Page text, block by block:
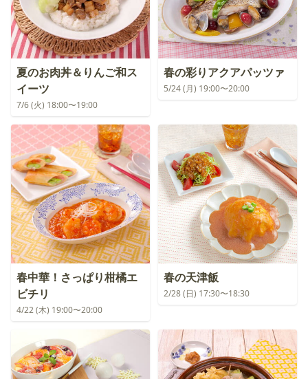
夏のお肉丼＆りんご和ス
イーツ
7/6 (火) 18:00〜19:00
春の彩りアクアパッツァ
5/24 (月) 19:00〜20:00
春中華！さっぱり柑橘エ
ビチリ
4/22 (木) 19:00〜20:00
春の天津飯
2/28 (日) 17:30〜18:30